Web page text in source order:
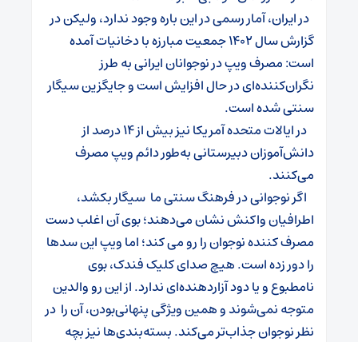
در ایران، آمار رسمی در این باره وجود ندارد، ولیکن در
گزارش سال ۱۴۰۲ جمعیت مبارزه با دخانیات آمده
است: مصرف ویپ در نوجوانان ایرانی به‌ طرز
نگران‌کننده‌ای در حال افزایش است و جایگزین سیگار
سنتی شده است.
در ایالات متحده آمریکا نیز بیش از ۱۴ درصد از
دانش‌آموزان دبیرستانی به‌طور دائم ویپ مصرف
می‌کنند.
اگر نوجوانی در فرهنگ سنتی ما سیگار بکشد،
اطرافیان واکنش نشان می‌دهند؛ بوی آن اغلب دست
مصرف کننده نوجوان را رو می‌ کند؛ اما ویپ این سدها
را دور زده است. هیچ صدای کلیک فندک، بوی
نامطبوع و یا دود آزاردهنده‌ای ندارد. از این رو والدین
متوجه نمی‌شوند و همین ویژگی پنهانی‌بودن، آن را در
نظر نوجوان جذاب‌تر می‌کند. بسته‌بندی‌ها نیز بچه